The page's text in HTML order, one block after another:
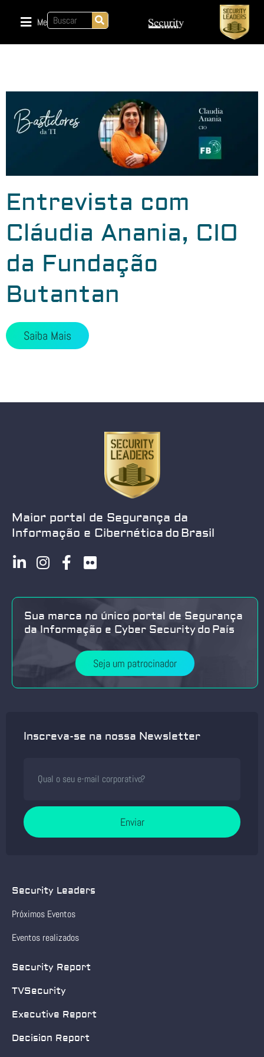
Menu
Entrevista com
Cláudia Anania, CIO
da Fundação
Butantan
Saiba Mais
Maior portal de Segurança da
Informação e Cibernética do Brasil
Sua marca no único portal de Segurança
da Informação e Cyber Security do País
Seja um patrocinador
Inscreva-se na nossa Newsletter
Enviar
Security Leaders
Próximos Eventos
Eventos realizados
Security Report
TVSecurity
Executive Report
Decision Report